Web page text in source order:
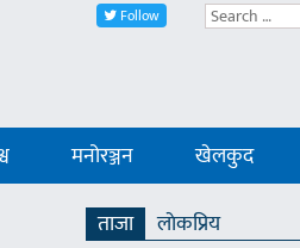
Follow
मनोरञ्जन खेलकुद
ताजा
लाेकप्रिय